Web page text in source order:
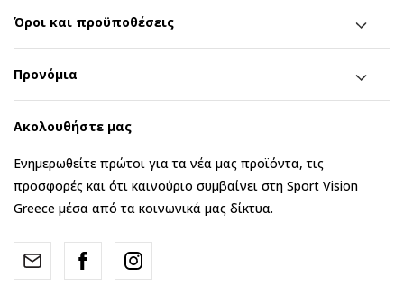
Όροι και προϋποθέσεις
Προνόμια
Ακολουθήστε μας
Ενημερωθείτε πρώτοι για τα νέα μας προϊόντα, τις
προσφορές και ότι καινούριο συμβαίνει στη Sport Vision
Greece μέσα από τα κοινωνικά μας δίκτυα.